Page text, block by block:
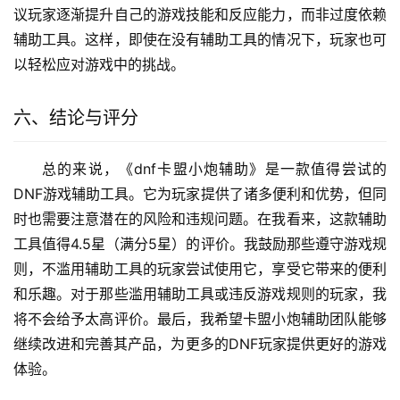
议玩家逐渐提升自己的游戏技能和反应能力，而非过度依赖
辅助工具。这样，即使在没有辅助工具的情况下，玩家也可
以轻松应对游戏中的挑战。
六、结论与评分
总的来说，《dnf卡盟小炮辅助》是一款值得尝试的
DNF游戏辅助工具。它为玩家提供了诸多便利和优势，但同
时也需要注意潜在的风险和违规问题。在我看来，这款辅助
工具值得4.5星（满分5星）的评价。我鼓励那些遵守游戏规
则，不滥用辅助工具的玩家尝试使用它，享受它带来的便利
和乐趣。对于那些滥用辅助工具或违反游戏规则的玩家，我
将不会给予太高评价。最后，我希望卡盟小炮辅助团队能够
继续改进和完善其产品，为更多的DNF玩家提供更好的游戏
体验。